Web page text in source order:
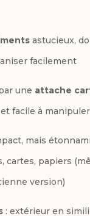
astucieux,
facilement
une attache
facile à manipuler
mais
cartes, papiers
version)
: extérieur en